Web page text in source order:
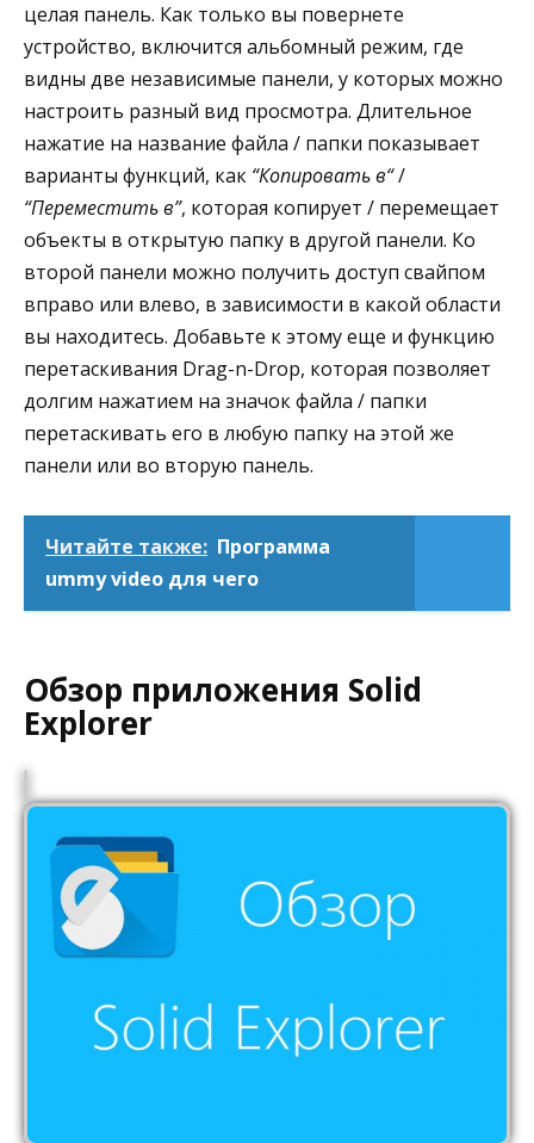
целая панель. Как только вы повернете
устройство, включится альбомный режим, где
видны две независимые панели, у которых можно
настроить разный вид просмотра. Длительное
нажатие на название файла / папки показывает
варианты функций, как “Копировать в“/
“Переместить в”, которая копирует / перемещает
объекты в открытую папку в другой панели. Ко
второй панели можно получить доступ свайпом
вправо или влево, в зависимости в какой области
вы находитесь. Добавьте к этому еще и функцию
перетаскивания Drag-n-Drop, которая позволяет
долгим нажатием на значок файла / папки
перетаскивать его в любую папку на этой же
панели или во вторую панель.
Читайте также: Программа
ummy video для чего
Обзор приложения Solid
Explorer